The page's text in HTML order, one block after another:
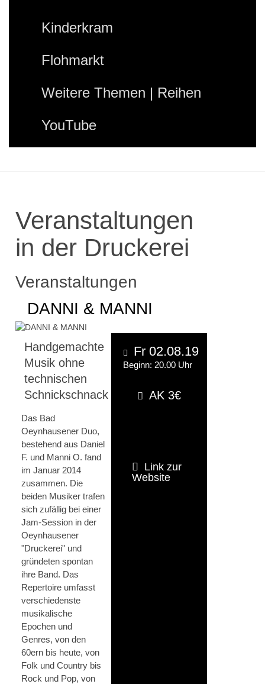
Kinderkram
Flohmarkt
Weitere Themen | Reihen
YouTube
Veranstaltungen
in der Druckerei
Veranstaltungen
DANNI & MANNI
Handgemachte
Musik ohne
technischen
Schnickschnack
Das Bad
Oeynhausener Duo,
bestehend aus Daniel
F. und Manni O. fand
im Januar 2014
zusammen. Die
beiden Musiker trafen
sich zufällig bei einer
Jam-Session in der
Oeynhausener
"Druckerei" und
gründeten spontan
ihre Band. Das
Repertoire umfasst
verschiedenste
musikalische
Epochen und
Genres, von den
60ern bis heute, von
Folk und Country bis
Rock und Pop, von
Fr 02.08.19
Beginn: 20.00 Uhr
AK 3€
Link zur
Website